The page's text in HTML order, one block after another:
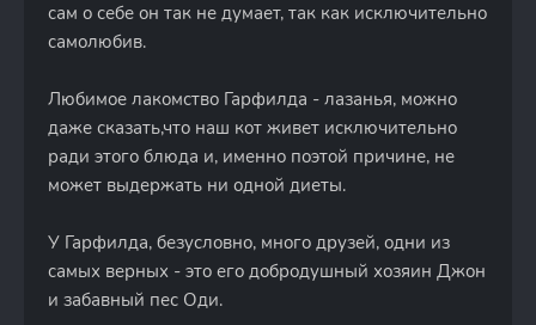
сам о себе он так не думает, так как исключительно
самолюбив.
Любимое лакомство Гарфилда - лазанья, можно
даже сказать,что наш кот живет исключительно
ради этого блюда и, именно поэтой причине, не
может выдержать ни одной диеты.
У Гарфилда, безусловно, много друзей, одни из
самых верных - это его добродушный хозяин Джон
и забавный пес Оди.